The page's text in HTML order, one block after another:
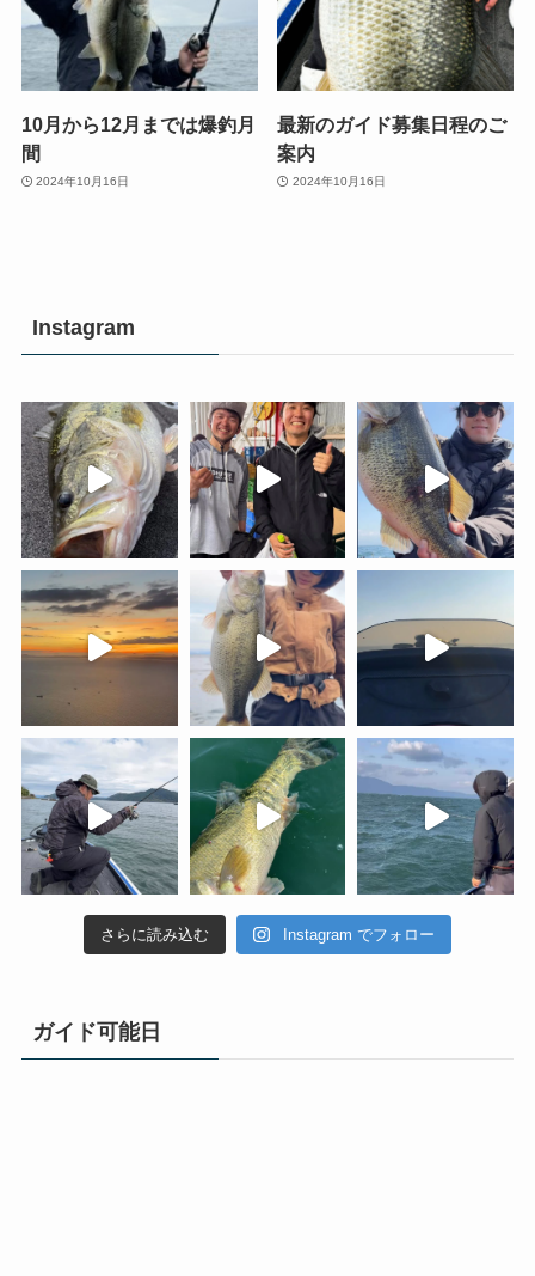
10月から12月までは爆釣月
間
2024年10月16日
最新のガイド募集日程のご
案内
2024年10月16日
Instagram
さらに読み込む Instagram でフォロー
ガイド可能日